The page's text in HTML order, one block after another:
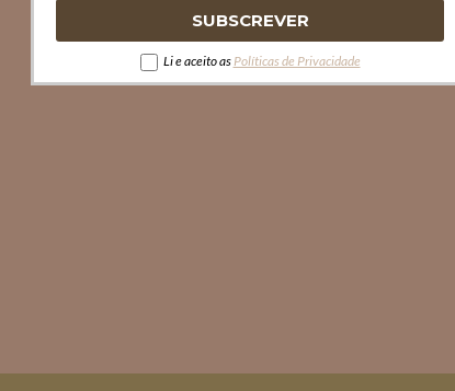
Li e aceito as Políticas de Privacidade